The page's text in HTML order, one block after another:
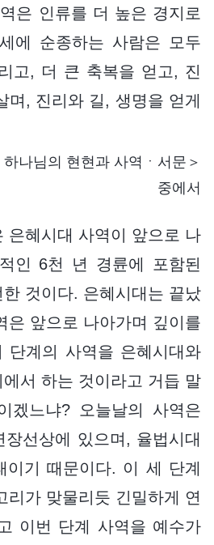
은 인류를 더 높은 경지로
에 순종하는 사람은 모두
고, 더 큰 축복을 얻고, 진
며, 진리와 길, 생명을 얻게
나님의 현현과 사역ㆍ서문＞
중에서
은혜시대 사역이 앞으로 나
인 6천 년 경륜에 포함된
것이다. 은혜시대는 끝났
은 앞으로 나아가며 깊이를
단계의 사역을 은혜시대와
서 하는 것이라고 거듭 말
겠느냐? 오늘날의 사역은
선상에 있으며, 율법시대
이기 때문이다. 이 세 단계
리가 맞물리듯 긴밀하게 연
이번 단계 사역을 예수가